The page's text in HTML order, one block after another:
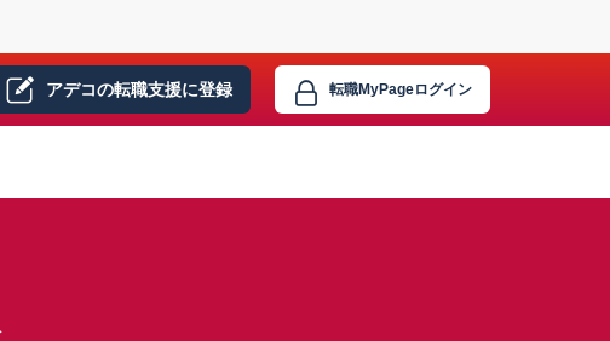
アデコの転職支援に登録 転職MyPageログイン